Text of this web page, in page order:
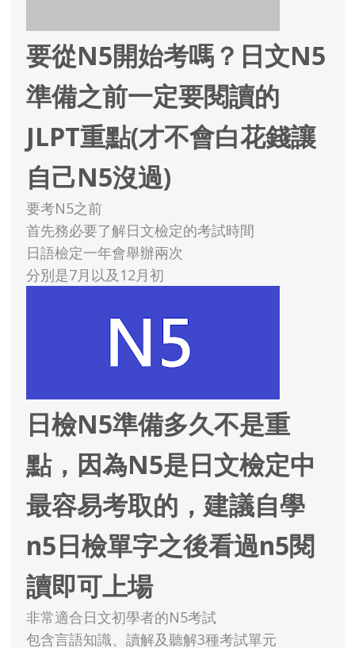
要從N5開始考嗎？日文N5
準備之前一定要閱讀的
JLPT重點(才不會白花錢讓
自己N5沒過)
要考N5之前
首先務必要了解日文檢定的考試時間
日語檢定一年會舉辦兩次
分別是7月以及12月初
日檢N5準備多久不是重
點，因為N5是日文檢定中
最容易考取的，建議自學
n5日檢單字之後看過n5閱
讀即可上場
非常適合日文初學者的N5考試
包含言語知識、讀解及聽解3種考試單元